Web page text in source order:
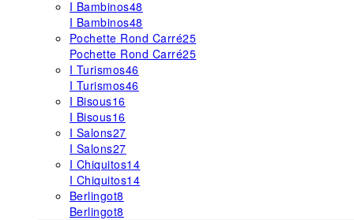
I Bambinos48
I Bambinos48
Pochette Rond Carré25
Pochette Rond Carré25
I Turismos46
I Turismos46
I Bisous16
I Bisous16
I Salons27
I Salons27
I Chiquitos14
I Chiquitos14
Berlingot8
Berlingot8